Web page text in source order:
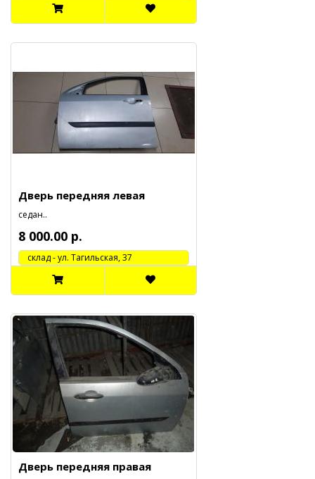
Дверь передняя левая
седан..
8 000.00 р.
cклад - ул. Тагильская, 37
Дверь передняя правая